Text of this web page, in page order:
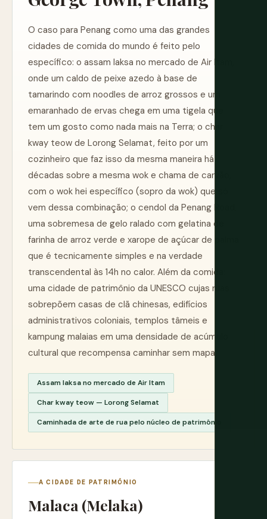
O caso para Penang como uma das grandes
cidades de comida do mundo é feito pelo
específico: o assam laksa no mercado de Air Itam,
onde um caldo de peixe azedo à base de
tamarindo com noodles de arroz grossos e um
emaranhado de ervas chega em uma tigela que
tem um gosto como nada mais na Terra; o char
kway teow de Lorong Selamat, feito por um
cozinheiro que faz isso da mesma maneira há
décadas sobre a mesma wok e chama de carvão,
com o wok hei específico (sopro da wok) que só
vem dessa combinação; o cendol da Penang Road,
uma sobremesa de gelo ralado com gelatina de
farinha de arroz verde e xarope de açúcar de palma
que é tecnicamente simples e na verdade
transcendental às 14h no calor. Além da comida:
uma cidade de patrimônio da UNESCO cujas ruas
sobrepõem casas de clã chinesas, edifícios
administrativos coloniais, templos tâmeis e
kampung malaias em uma densidade de acúmulo
cultural que recompensa caminhar sem mapa.
Assam laksa no mercado de Air Itam
Char kway teow — Lorong Selamat
Caminhada de arte de rua pelo núcleo de patrimônio
A CIDADE DE PATRIMÔNIO
Malaca (Melaka)